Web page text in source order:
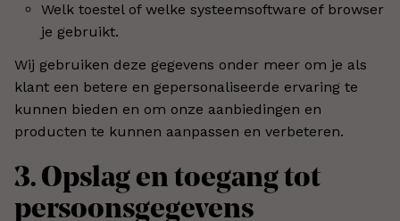
Welk toestel of welke systeemsoftware of browser
je gebruikt.
Wij gebruiken deze gegevens onder meer om je als
klant een betere en gepersonaliseerde ervaring te
kunnen bieden en om onze aanbiedingen en
producten te kunnen aanpassen en verbeteren.
3. Opslag en toegang tot
persoonsgegevens